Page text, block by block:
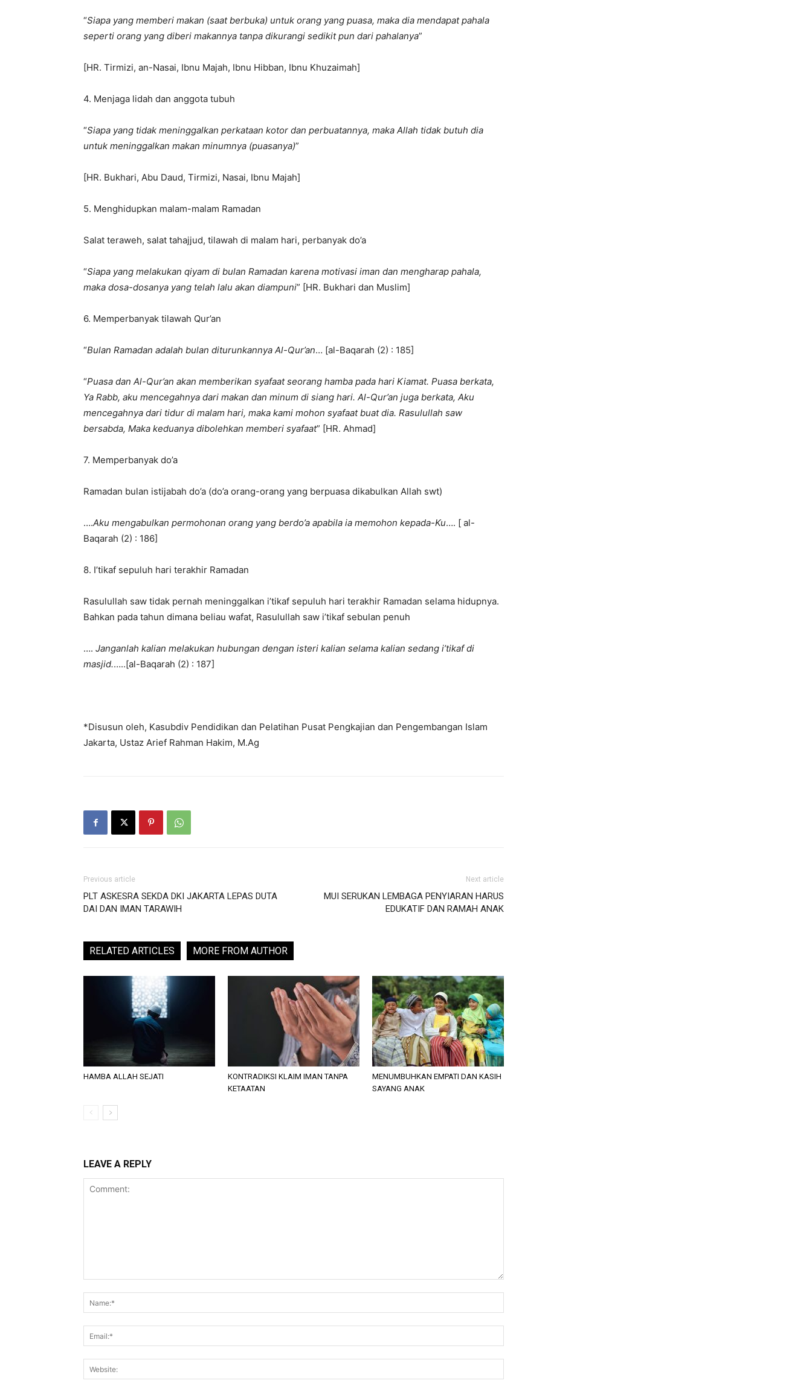
“Siapa yang memberi makan (saat berbuka) untuk orang yang puasa, maka dia mendapat pahala
seperti orang yang diberi makannya tanpa dikurangi sedikit pun dari pahalanya”
[HR. Tirmizi, an-Nasai, Ibnu Majah, Ibnu Hibban, Ibnu Khuzaimah]
4. Menjaga lidah dan anggota tubuh
“Siapa yang tidak meninggalkan perkataan kotor dan perbuatannya, maka Allah tidak butuh dia
untuk meninggalkan makan minumnya (puasanya)”
[HR. Bukhari, Abu Daud, Tirmizi, Nasai, Ibnu Majah]
5. Menghidupkan malam-malam Ramadan
Salat teraweh, salat tahajjud, tilawah di malam hari, perbanyak do’a
“Siapa yang melakukan qiyam di bulan Ramadan karena motivasi iman dan mengharap pahala,
maka dosa-dosanya yang telah lalu akan diampuni” [HR. Bukhari dan Muslim]
6. Memperbanyak tilawah Qur’an
“Bulan Ramadan adalah bulan diturunkannya Al-Qur’an… [al-Baqarah (2) : 185]
“Puasa dan Al-Qur’an akan memberikan syafaat seorang hamba pada hari Kiamat. Puasa berkata,
Ya Rabb, aku mencegahnya dari makan dan minum di siang hari. Al-Qur’an juga berkata, Aku
mencegahnya dari tidur di malam hari, maka kami mohon syafaat buat dia. Rasulullah saw
bersabda, Maka keduanya dibolehkan memberi syafaat” [HR. Ahmad]
7. Memperbanyak do’a
Ramadan bulan istijabah do’a (do’a orang-orang yang berpuasa dikabulkan Allah swt)
….Aku mengabulkan permohonan orang yang berdo’a apabila ia memohon kepada-Ku…. [ al-
Baqarah (2) : 186]
8. I’tikaf sepuluh hari terakhir Ramadan
Rasulullah saw tidak pernah meninggalkan i’tikaf sepuluh hari terakhir Ramadan selama hidupnya.
Bahkan pada tahun dimana beliau wafat, Rasulullah saw i’tikaf sebulan penuh
…. Janganlah kalian melakukan hubungan dengan isteri kalian selama kalian sedang i’tikaf di
masjid.…..[al-Baqarah (2) : 187]
*Disusun oleh, Kasubdiv Pendidikan dan Pelatihan Pusat Pengkajian dan Pengembangan Islam
Jakarta, Ustaz Arief Rahman Hakim, M.Ag
Previous article
PLT ASKESRA SEKDA DKI JAKARTA LEPAS DUTA
DAI DAN IMAN TARAWIH
Next article
MUI SERUKAN LEMBAGA PENYIARAN HARUS
EDUKATIF DAN RAMAH ANAK
RELATED ARTICLES MORE FROM AUTHOR
HAMBA ALLAH SEJATI
KONTRADIKSI KLAIM IMAN TANPA
KETAATAN
MENUMBUHKAN EMPATI DAN KASIH
SAYANG ANAK
LEAVE A REPLY